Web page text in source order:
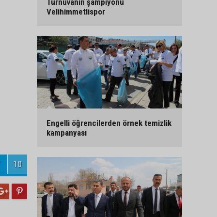
Turnuvanın şampiyonu
Velihimmetlispor
Engelli öğrencilerden örnek temizlik
kampanyası